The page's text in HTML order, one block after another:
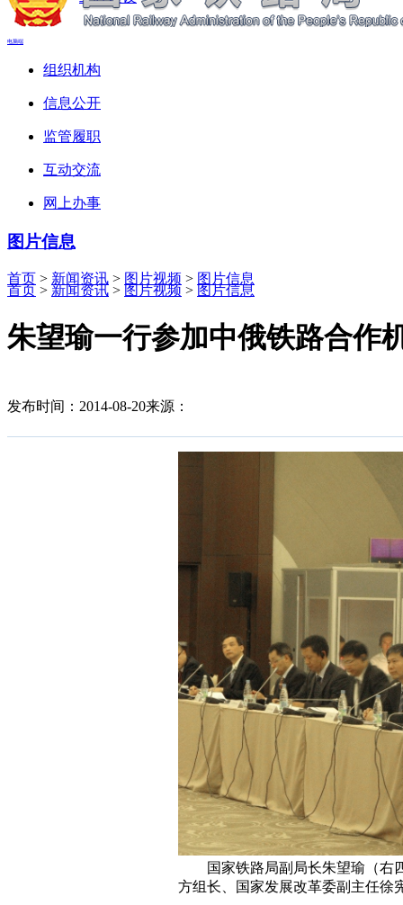
电脑端
组织机构
信息公开
监管履职
互动交流
网上办事
图片信息
首页 > 新闻资讯 > 图片视频 > 图片信息
首页 > 新闻资讯 > 图片视频 > 图片信息
朱望瑜一行参加中俄铁路合作
发布时间：2014-08-20来源：
国家铁路局副局长朱望瑜（右四
方组长、国家发展改革委副主任徐